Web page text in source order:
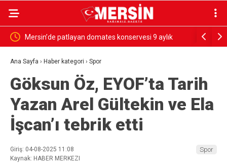
Mersin’de patlayan domates konservesi 9 aylık
bebeği yaktı
SESSİZ
Ana Sayfa › Haber kategori › Spor
Göksun Öz, EYOF’ta Tarih
Yazan Arel Gültekin ve Ela
İşcan’ı tebrik etti
Giriş: 04-08-2025 11:08
Kaynak: HABER MERKEZI
Spor